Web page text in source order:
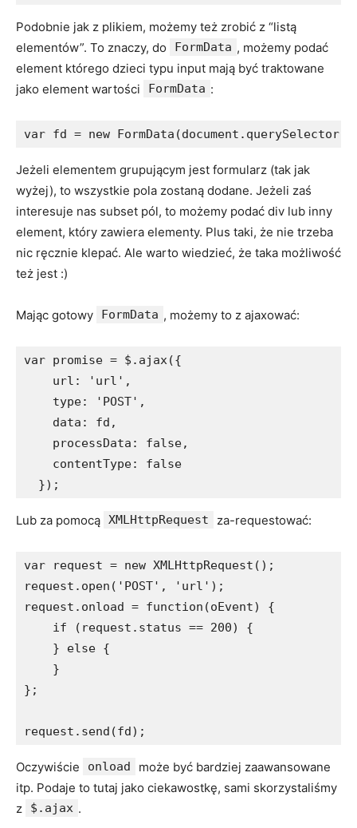
Podobnie jak z plikiem, możemy też zrobić z “listą
elementów”. To znaczy, do
FormData , możemy podać
element którego dzieci typu input mają być traktowane
jako element wartości
FormData :
var fd = new
Jeżeli elementem grupującym jest formularz (tak jak
wyżej), to wszystkie pola zostaną dodane. Jeżeli zaś
interesuje nas subset pól, to możemy podać div lub inny
element, który zawiera elementy. Plus taki, że nie trzeba
nic ręcznie klepać. Ale warto wiedzieć, że taka możliwość
też jest :)
Mając gotowy FormData , możemy to z ajaxować:
var promise = $.ajax({
url: 'url',
type: 'POST',
data: fd,
processData: false,
contentType: false
});
Lub za pomocą XMLHttpRequest za-requestować:
var request = new XMLHttpRequest();
request.open('POST', 'url');
request.onload = function(oEvent) {
if (request.status == 200) {
} else {
}
};
request.send(fd);
Oczywiście onload
może być bardziej zaawansowane
itp. Podaje to tutaj jako ciekawostkę, sami skorzystaliśmy
z
$.ajax .